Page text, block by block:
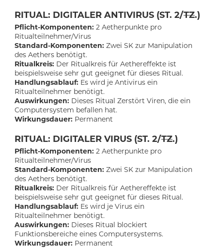
RITUAL: DIGITALER ANTIVIRUS (ST. 2/TZ.)
Pflicht-Komponenten: 2 Aetherpunkte pro
Ritualteilnehmer/Virus
Standard-Komponenten: Zwei SK zur Manipulation
des Aethers benötigt.
Ritualkreis: Der Ritualkreis für Aethereffekte ist
beispielsweise sehr gut geeignet für dieses Ritual.
Handlungsablauf: Es wird je Antivirus ein
Ritualteilnehmer benötigt.
Auswirkungen: Dieses Ritual Zerstört Viren, die ein
Computersystem befallen hat.
Wirkungsdauer: Permanent
RITUAL: DIGITALER VIRUS (ST. 2/TZ.)
Pflicht-Komponenten: 2 Aetherpunkte pro
Ritualteilnehmer/Virus
Standard-Komponenten: Zwei SK zur Manipulation
des Aethers benötigt.
Ritualkreis: Der Ritualkreis für Aethereffekte ist
beispielsweise sehr gut geeignet für dieses Ritual.
Handlungsablauf: Es wird je Virus ein
Ritualteilnehmer benötigt.
Auswirkungen: Dieses Ritual blockiert
Funktionsbereiche eines Computersystems.
Wirkungsdauer: Permanent